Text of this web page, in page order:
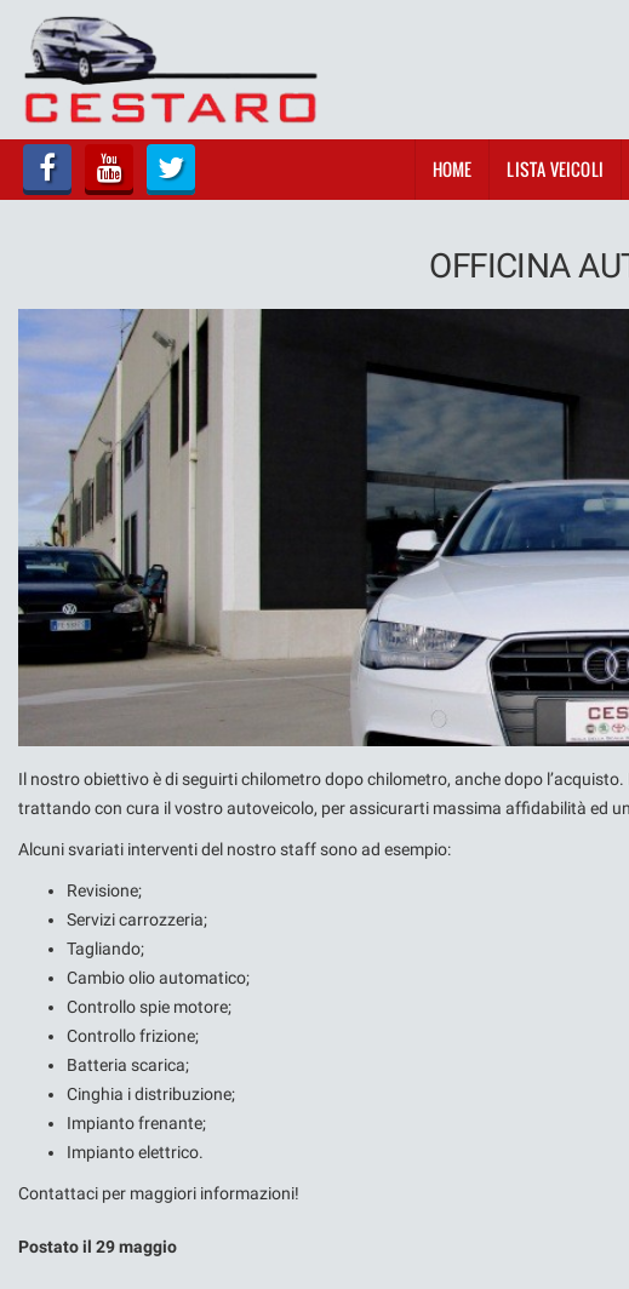
HOME
LISTA VEICOLI
ACQUISTIAMO USATO
CONTATTI
NOLEGGIO
OFFICINA
NOLEGGIO A BREVE E LUNGO
TERMINE
HOME LISTA VEICOLI
OFFICINA
Il nostro obiettivo è di seguirti chilometro dopo chilometro, anche dopo
trattando con cura il vostro autoveicolo, per assicurarti massima affidabilità ed
Alcuni svariati interventi del nostro staff sono ad esempio:
Revisione;
Servizi carrozzeria;
Tagliando;
Cambio olio automatico;
Controllo spie motore;
Controllo frizione;
Batteria scarica;
Cinghia i distribuzione;
Impianto frenante;
Impianto elettrico.
Contattaci per maggiori informazioni!
Postato il 29 maggio